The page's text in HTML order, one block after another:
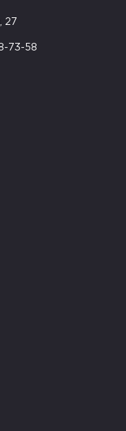
27
73-58